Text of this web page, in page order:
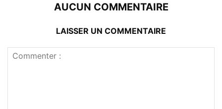
AUCUN COMMENTAIRE
LAISSER UN COMMENTAIRE